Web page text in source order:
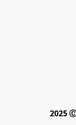
2025